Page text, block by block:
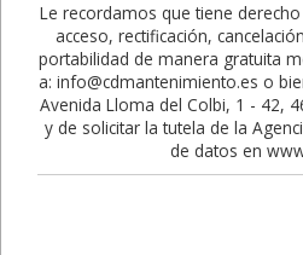
Le recordamos que tiene
acceso, rectificación,
portabilidad de manera gratuita
a: info@cdmantenimiento.es o
Avenida Lloma del Colbi, 1 - 42,
y de solicitar la tutela de la
de datos en